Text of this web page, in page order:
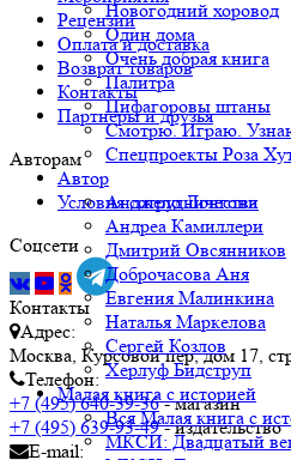
Новогодний хоровод
Один дома
Очень добрая книга
Палитра
Пифагоровы штаны
Смотрю. Играю.
Спецпроекты Роза
Автор
Анджело Лонгони
Андреа Камиллери
Дмитрий Овсянников
Доброчасова Аня
Евгения Малинкина
Наталья Маркелова
Сергей Козлов
Херлуф Бидструп
Малая книга с историей
Вся Малая книга с
МКСИ: Двадцатый
Рецензии
Оплата и доставка
Возврат товаров
Контакты
Партнёры и друзья
Авторам
Условия сотрудничества
Соцсети
Контакты
Адрес:
Москва, Курсовой пер, дом 17,
Телефон:
+7 (495) 640-39-36- магазин
+7 (495) 639-93-49- издательство
E-mail: